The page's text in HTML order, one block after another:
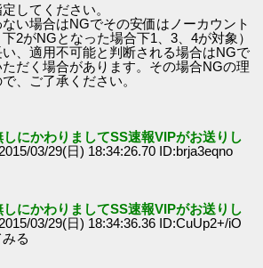
してください。
ない場合はNGでその安価はノーカウント
2がNGとなった場合下1、3、4が対象）
い、適用不可能と判断される場合はNGで
だく場合があります。その場合NGの理
、ご了承ください。
しにかわりましてSS速報VIPがお送りし
03/29(日) 18:34:26.70 ID:brja3eqno
しにかわりましてSS速報VIPがお送りし
03/29(日) 18:34:36.36 ID:CuUp2+/iO
る